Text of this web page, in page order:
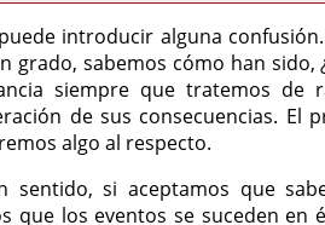
introducir alguna
grado, sabemos cómo han
siempre que tratemos de
de sus consecuencias. El
algo al respecto.
sentido, si aceptamos que
que los eventos se suceden en